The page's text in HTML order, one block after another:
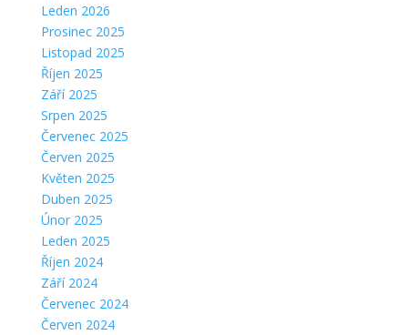
Leden 2026
Prosinec 2025
Listopad 2025
Říjen 2025
Září 2025
Srpen 2025
Červenec 2025
Červen 2025
Květen 2025
Duben 2025
Únor 2025
Leden 2025
Říjen 2024
Září 2024
Červenec 2024
Červen 2024